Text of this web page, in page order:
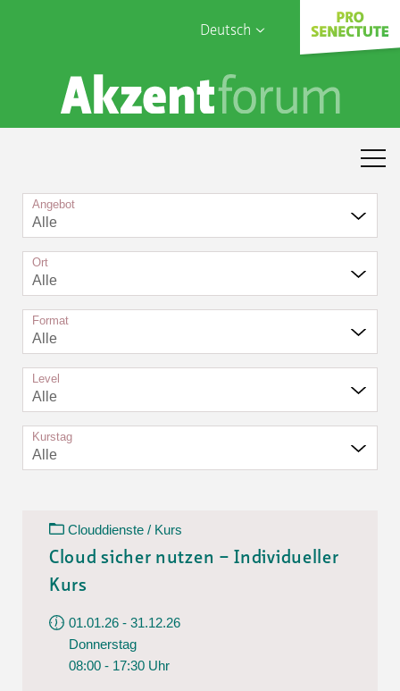
Deutsch
English
Français
Sophia Care
Angebot
Alle
Ort
Alle
Format
Alle
Level
Alle
Kurstag
Alle
Clouddienste / Kurs
Cloud sicher nutzen – Individueller
Kurs
01.01.26 - 31.12.26
Donnerstag
08:00 - 17:30 Uhr